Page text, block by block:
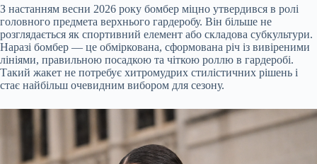
З настанням весни 2026 року бомбер міцно утвердився в ролі
головного предмета верхнього гардеробу. Він більше не
розглядається як спортивний елемент або складова субкультури.
Наразі бомбер — це обміркована, сформована річ із вивіреними
лініями, правильною посадкою та чіткою роллю в гардеробі.
Такий жакет не потребує хитромудрих стилістичних рішень і
стає найбільш очевидним вибором для сезону.